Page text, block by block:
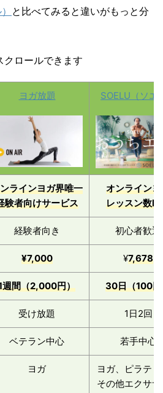
と比べてみると違いがもっと分
クロールできます
ヨガ放題 SOELU（ソエ
ラインヨガ界唯一
験者向けサービス
オンライン
レッスン数
経験者向き 初心者歓迎
¥7,000 ¥7,678
週間（2,000円） 30日（100
受け放題 1日2回
ベテラン中心 若手中心
ヨガ
ヨガ、ピラテ
その他エクサ